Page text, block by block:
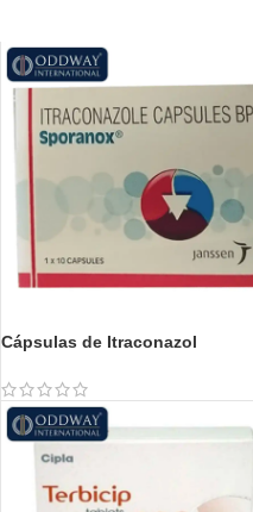
Cápsulas de Itraconazol